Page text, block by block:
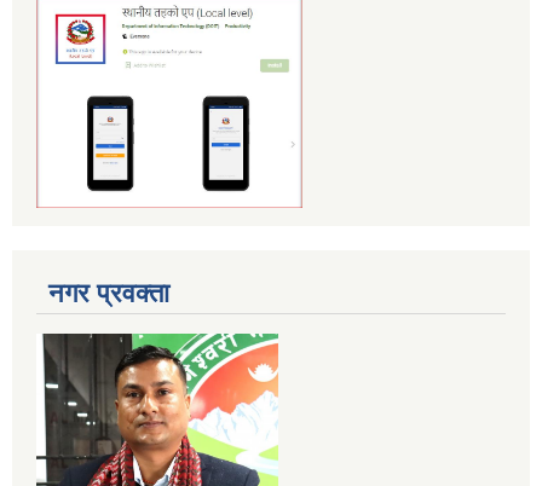
नगर प्रवक्ता